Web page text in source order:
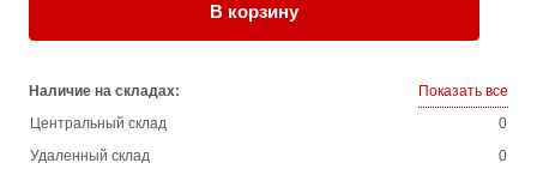
В корзину
Наличие на складах:
Показать все
Центральный склад
0
Удаленный склад
0